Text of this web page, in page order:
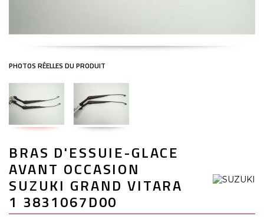
to
the
beginning
of
the
images
gallery
BRAS D'ESSUIE-GLACE
AVANT OCCASION
SUZUKI GRAND VITARA
1 3831067D00